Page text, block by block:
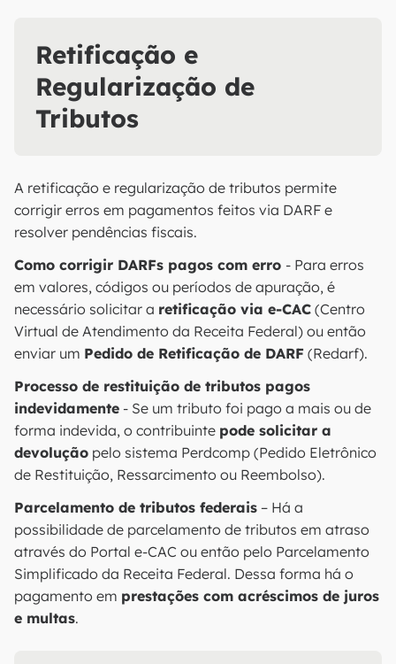
Retificação e
Regularização de
Tributos
A retificação e regularização de tributos permite
corrigir erros em pagamentos feitos via DARF e
resolver pendências fiscais.
Como corrigir DARFs pagos com erro - Para erros
em valores, códigos ou períodos de apuração, é
necessário solicitar a retificação via e-CAC (Centro
Virtual de Atendimento da Receita Federal) ou então
enviar um Pedido de Retificação de DARF (Redarf).
Processo de restituição de tributos pagos
indevidamente - Se um tributo foi pago a mais ou de
forma indevida, o contribuinte pode solicitar a
devolução pelo sistema Perdcomp (Pedido Eletrônico
de Restituição, Ressarcimento ou Reembolso).
Parcelamento de tributos federais – Há a
possibilidade de parcelamento de tributos em atraso
através do Portal e-CAC ou então pelo Parcelamento
Simplificado da Receita Federal. Dessa forma há o
pagamento em prestações com acréscimos de juros
e multas.